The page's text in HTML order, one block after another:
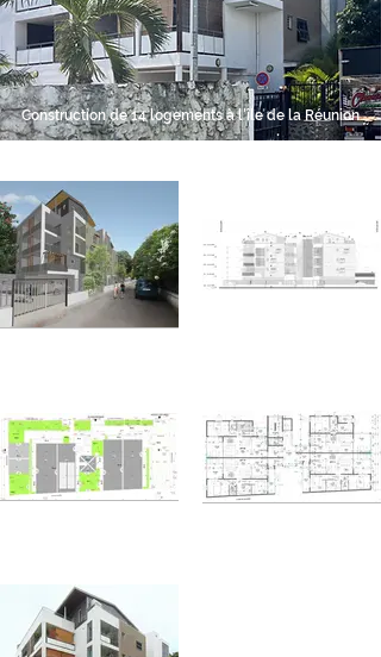
Construction de 14 logements à l'île de la Réunion